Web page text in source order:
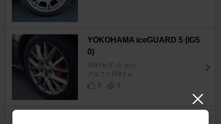
YOKOHAMA iceGUARD 5 (IG5
0)
159 (セダン) [初代]
アルファ159さん
8
0